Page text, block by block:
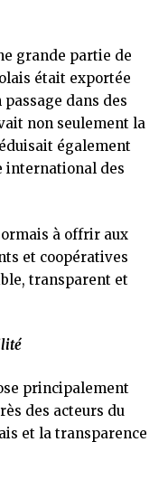
grande partie de
était exportée
passage dans des
non seulement la
également
international des
à offrir aux
et coopératives
transparent et
principalement
des acteurs du
et la transparence